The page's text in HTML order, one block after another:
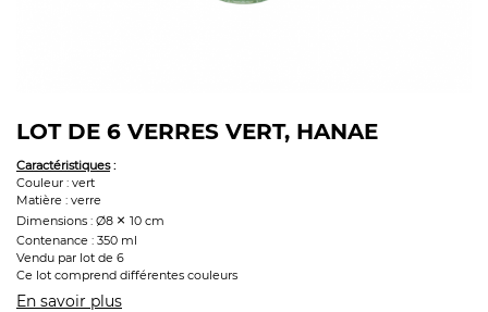
LOT DE 6 VERRES VERT, HANAE
Caractéristiques:
Couleur : vert
Matière : verre
Dimensions : Ø8 × 10 cm
Contenance : 350 ml
Vendu par lot de 6
Ce lot comprend différentes couleurs
En savoir plus